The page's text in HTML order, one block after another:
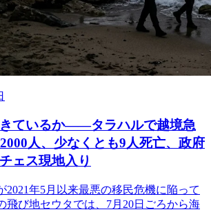
ているか——タラハルで越境急
人、少なくとも9人死亡、政府
ェス現地入り
2021年5月以来最悪の移民危機に陥って
飛び地セウタでは、7月20日ごろから海